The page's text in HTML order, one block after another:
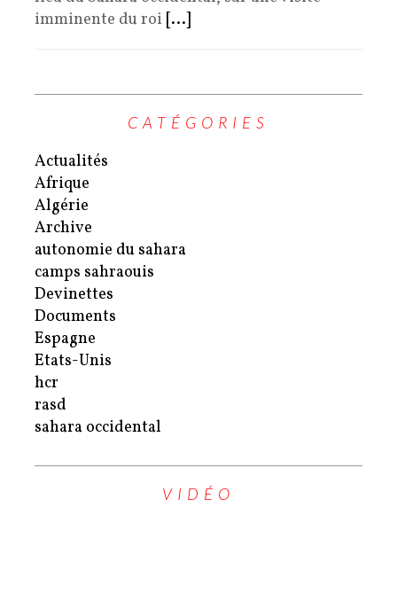
imminente du roi [...]
CATÉGORIES
Actualités
Afrique
Algérie
Archive
autonomie du sahara
camps sahraouis
Devinettes
Documents
Espagne
Etats-Unis
hcr
rasd
sahara occidental
VIDÉO